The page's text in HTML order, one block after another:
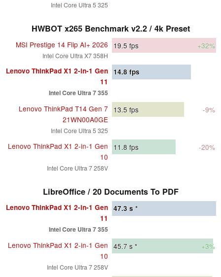
Intel Core Ultra 5 325
HWBOT x265 Benchmark v2.2 / 4k Preset
MSI Prestige 14 Flip AI+ 2026
Intel Core Ultra X7 358H
19.5 fps +32%
Lenovo ThinkPad X1 2-in-1 Gen
11
Intel Core Ultra 7 355
14.8fps
Lenovo ThinkPad T14 Gen 7
21WN00A0GE
Intel Core Ultra 5 325
13.5fps -9%
Lenovo ThinkPad X1 2-in-1 Gen
10
Intel Core Ultra 7 258V
11.8fps -20%
LibreOffice / 20 Documents To PDF
Lenovo ThinkPad X1 2-in-1 Gen
11
Intel Core Ultra 7 355
47.3 s *
Lenovo ThinkPad X1 2-in-1 Gen
10
Intel Core Ultra 7 258V
45.7 s * +3%